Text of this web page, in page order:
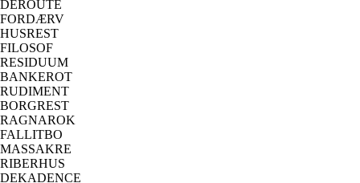
DEROUTE
FORDÆRV
HUSREST
FILOSOF
RESIDUUM
BANKEROT
RUDIMENT
BORGREST
RAGNAROK
FALLITBO
MASSAKRE
RIBERHUS
DEKADENCE